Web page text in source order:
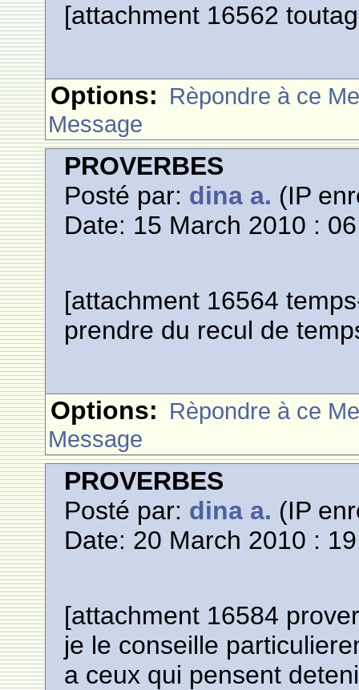
[attachment 16562
Options: Rèpondre à ce
Message
PROVERBES
Posté par: dina a. (IP
Date: 15 March 2010 :
[attachment 16564
prendre du recul de
Options: Rèpondre à ce
Message
PROVERBES
Posté par: dina a. (IP
Date: 20 March 2010 :
[attachment 16584
je le conseille
a ceux qui pensent